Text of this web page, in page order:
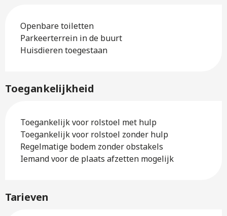
Openbare toiletten
Parkeerterrein in de buurt
Huisdieren toegestaan
Toegankelijkheid
Toegankelijk voor rolstoel met hulp
Toegankelijk voor rolstoel zonder hulp
Regelmatige bodem zonder obstakels
Iemand voor de plaats afzetten mogelijk
Tarieven